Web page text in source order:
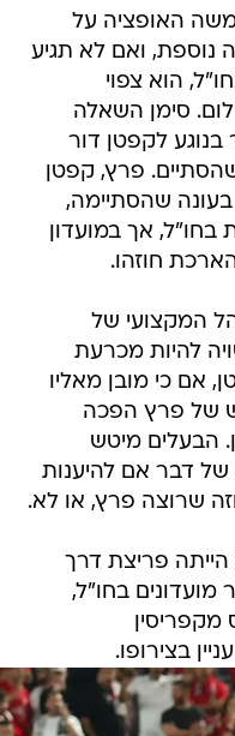
האופציה על
נוספת, ואם לא תגיע
הוא צפוי
סימן השאלה
בנוגע לקפטן דור
פרץ, קפטן
שהסתיימה,
אך במועדון
חוזהו.
המקצועי של
להיות מכרעת
אם כי מובן מאליו
של פרץ הפכה
הבעלים מיטש
של דבר אם להיענות
שרוצה פרץ, או לא.
פריצת דרך
בחו"ל,
מקפריסין
בצירופו.